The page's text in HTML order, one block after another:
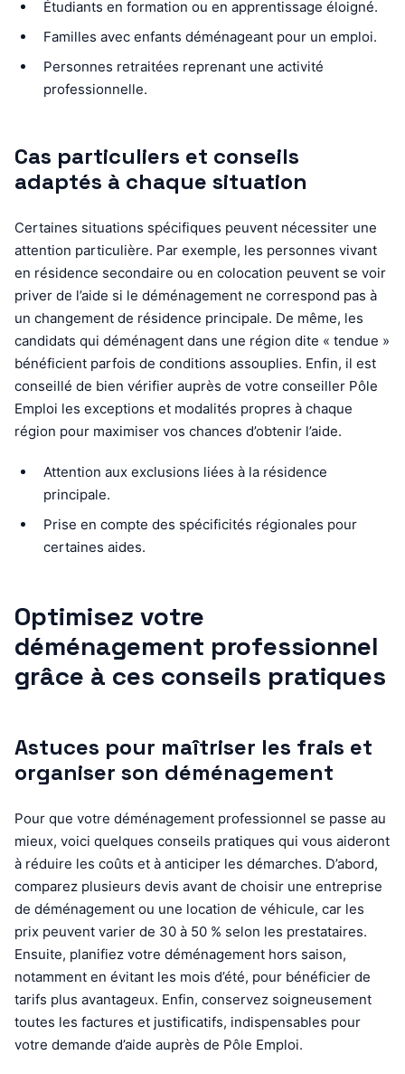
Étudiants en formation ou en apprentissage éloigné.
Familles avec enfants déménageant pour un emploi.
Personnes retraitées reprenant une activité
professionnelle.
Cas particuliers et conseils
adaptés à chaque situation
Certaines situations spécifiques peuvent nécessiter une
attention particulière. Par exemple, les personnes vivant
en résidence secondaire ou en colocation peuvent se voir
priver de l’aide si le déménagement ne correspond pas à
un changement de résidence principale. De même, les
candidats qui déménagent dans une région dite « tendue »
bénéficient parfois de conditions assouplies. Enfin, il est
conseillé de bien vérifier auprès de votre conseiller Pôle
Emploi les exceptions et modalités propres à chaque
région pour maximiser vos chances d’obtenir l’aide.
Attention aux exclusions liées à la résidence
principale.
Prise en compte des spécificités régionales pour
certaines aides.
Optimisez votre
déménagement professionnel
grâce à ces conseils pratiques
Astuces pour maîtriser les frais et
organiser son déménagement
Pour que votre déménagement professionnel se passe au
mieux, voici quelques conseils pratiques qui vous aideront
à réduire les coûts et à anticiper les démarches. D’abord,
comparez plusieurs devis avant de choisir une entreprise
de déménagement ou une location de véhicule, car les
prix peuvent varier de 30 à 50 % selon les prestataires.
Ensuite, planifiez votre déménagement hors saison,
notamment en évitant les mois d’été, pour bénéficier de
tarifs plus avantageux. Enfin, conservez soigneusement
toutes les factures et justificatifs, indispensables pour
votre demande d’aide auprès de Pôle Emploi.